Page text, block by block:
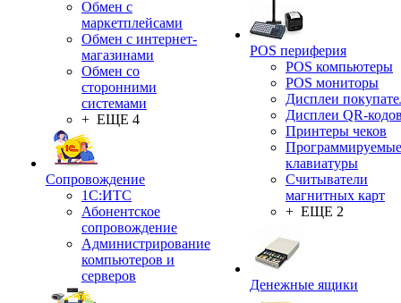
Обмен с
маркетплейсами
Обмен с интернет-
магазинами
Обмен со
сторонними
системами
+ ЕЩЕ 4
Сопровождение
1C:ИТС
Абонентское
сопровождение
Администрирование
компьютеров и
серверов
POS периферия
POS компьютеры
POS мониторы
Дисплеи
Дисплеи QR-
Принтеры чеков
Программируемые
клавиатуры
Считыватели
магнитных карт
+ ЕЩЕ 2
Денежные ящики